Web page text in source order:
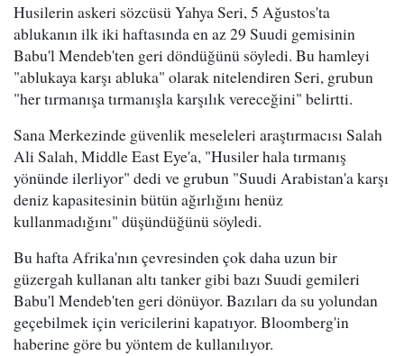
Husilerin askeri sözcüsü Yahya Seri, 5 Ağustos'ta
ablukanın ilk iki haftasında en az 29 Suudi gemisinin
Babu'l Mendeb'ten geri döndüğünü söyledi. Bu hamleyi
"ablukaya karşı abluka" olarak nitelendiren Seri, grubun
"her tırmanışa tırmanışla karşılık vereceğini" belirtti.
Sana Merkezinde güvenlik meseleleri araştırmacısı Salah
Ali Salah, Middle East Eye'a, "Husiler hala tırmanış
yönünde ilerliyor" dedi ve grubun "Suudi Arabistan'a karşı
deniz kapasitesinin bütün ağırlığını henüz
kullanmadığını" düşündüğünü söyledi.
Bu hafta Afrika'nın çevresinden çok daha uzun bir
güzergah kullanan altı tanker gibi bazı Suudi gemileri
Babu'l Mendeb'ten geri dönüyor. Bazıları da su yolundan
geçebilmek için vericilerini kapatıyor. Bloomberg'in
haberine göre bu yöntem de kullanılıyor.